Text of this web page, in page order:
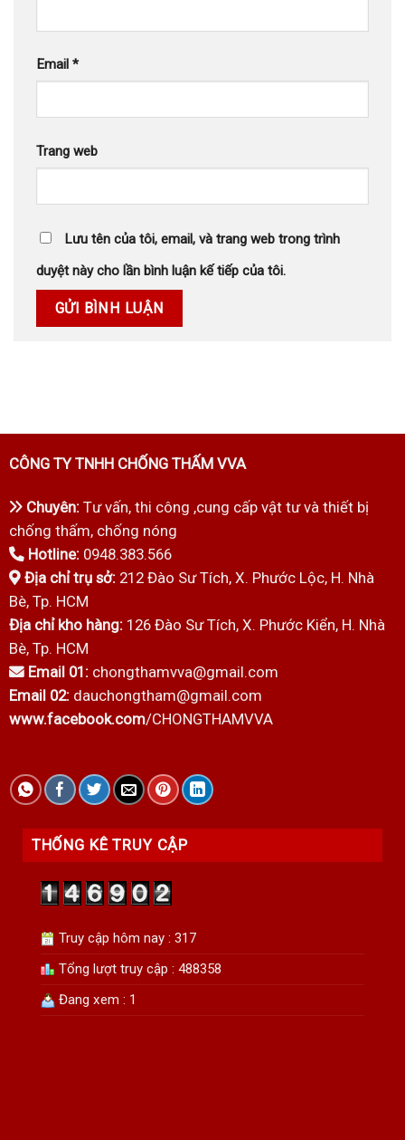
Email *
Trang web
Lưu tên của tôi, email, và trang web trong trình
duyệt này cho lần bình luận kế tiếp của tôi.
CÔNG TY TNHH CHỐNG THẤM VVA
Chuyên:Tư vấn, thi công ,cung cấp vật tư và thiết bị
chống thấm, chống nóng
Hotline:0948.383.566
Địa chỉ trụ sở:212 Đào Sư Tích, X. Phước Lộc, H. Nhà
Bè, Tp. HCM
Địa chỉ kho hàng:126 Đào Sư Tích, X. Phước Kiển, H. Nhà
Bè, Tp. HCM
Email 01:chongthamvva@gmail.com
Email 02:dauchongtham@gmail.com
www.facebook.com/CHONGTHAMVVA
THỐNG KÊ TRUY CẬP
Truy cập hôm nay : 317
Tổng lượt truy cập : 488358
Đang xem : 1